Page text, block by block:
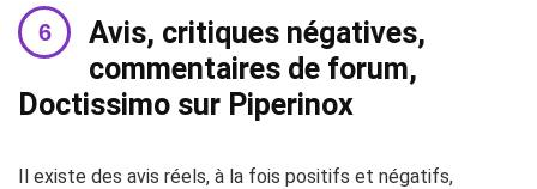
Avis, critiques négatives,
commentaires de forum,
Doctissimo sur Piperinox
Il existe des avis réels, à la fois positifs et négatifs,